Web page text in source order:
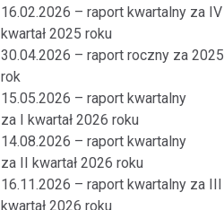
16.02.2026 – raport kwartalny za IV
kwartał 2025 roku
30.04.2026 – raport roczny za 2025
rok
15.05.2026 – raport kwartalny
za I kwartał 2026 roku
14.08.2026 – raport kwartalny
za II kwartał 2026 roku
16.11.2026 – raport kwartalny za III
kwartał 2026 roku